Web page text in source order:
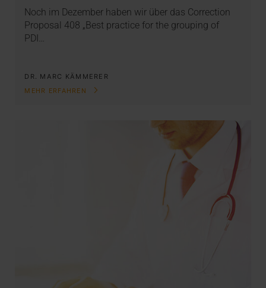
Noch im Dezember haben wir über das Correction
Proposal 408 „Best practice for the grouping of
PDI…
DR. MARC KÄMMERER
MEHR ERFAHREN